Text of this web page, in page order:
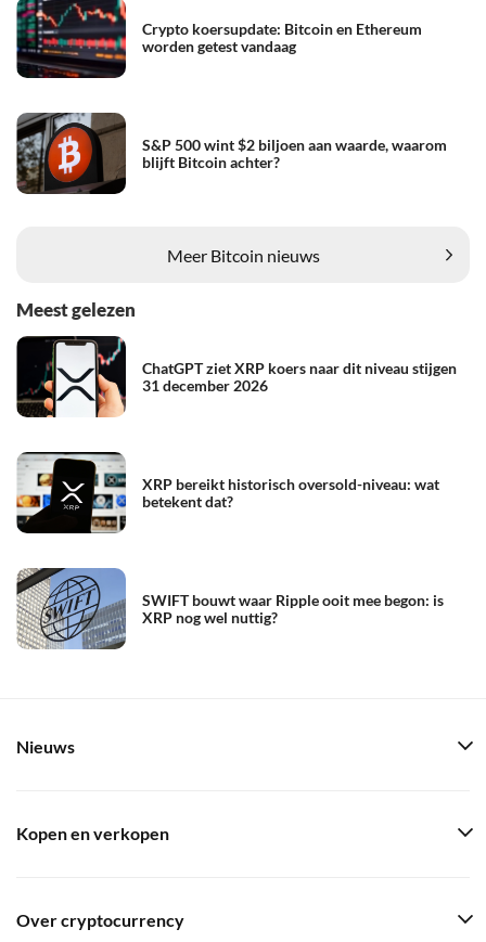
Crypto koersupdate: Bitcoin en Ethereum
worden getest vandaag
S&P 500 wint $2 biljoen aan waarde, waarom
blijft Bitcoin achter?
Meer Bitcoin nieuws
Meest gelezen
ChatGPT ziet XRP koers naar dit niveau stijgen
31 december 2026
XRP bereikt historisch oversold-niveau: wat
betekent dat?
SWIFT bouwt waar Ripple ooit mee begon: is
XRP nog wel nuttig?
Nieuws
Kopen en verkopen
Over cryptocurrency